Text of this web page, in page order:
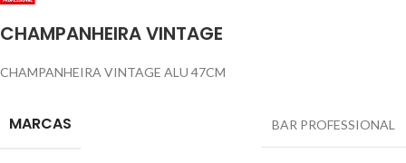
CHAMPANHEIRA VINTAGE
CHAMPANHEIRA VINTAGE ALU 47CM
MARCAS BAR PROFESSIONAL